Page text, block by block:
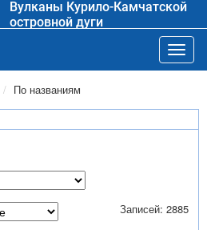
Вулканы Курило-Камчатской
островной дуги
По названиям
Записей: 2885